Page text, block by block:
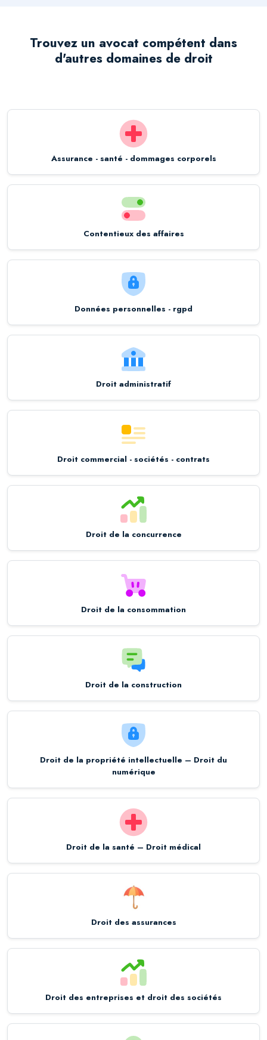
Trouvez un avocat compétent dans
d'autres domaines de droit
Assurance - santé - dommages corporels
Contentieux des affaires
Données personnelles - rgpd
Droit administratif
Droit commercial - sociétés - contrats
Droit de la concurrence
Droit de la consommation
Droit de la construction
Droit de la propriété intellectuelle – Droit du
numérique
Droit de la santé – Droit médical
Droit des assurances
Droit des entreprises et droit des sociétés